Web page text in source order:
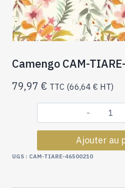
Camengo CAM-
79,97 € TTC (66,64 € HT)
de
Ajouter au
UGS : CAM-TIARE-46500210